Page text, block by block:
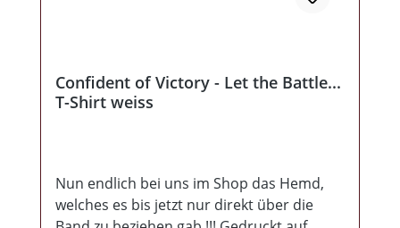
Confident of Victory - Let the Battle...
T-Shirt weiss
Nun endlich bei uns im Shop das Hemd,
welches es bis jetzt nur direkt über die